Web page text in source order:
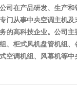
司在产品研发、生产
门从事中央空调主机
的高科技企业。公司
、柜式风机盘管机组
空调机组、风幕机等